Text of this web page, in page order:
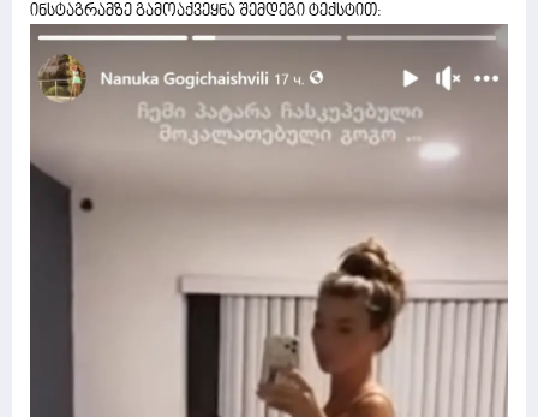
ინსტაგრამზე გამოაქვეყნა შემდეგი ტექსტით: